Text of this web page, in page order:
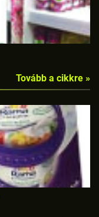
Tovább a cikkre »